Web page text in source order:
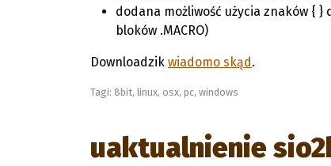
dodana możliwość użycia znaków {
bloków .MACRO)
Downloadzik wiadomo skąd.
Tagi: 8bit, linux, osx, pc, windows
uaktualnienie